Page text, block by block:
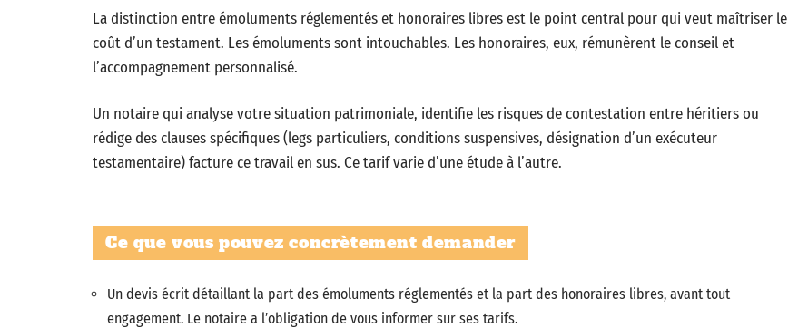
La distinction entre émoluments réglementés et honoraires libres est le point central pour qui veut maîtriser le
coût d’un testament. Les émoluments sont intouchables. Les honoraires, eux, rémunèrent le conseil et
l’accompagnement personnalisé.
Un notaire qui analyse votre situation patrimoniale, identifie les risques de contestation entre héritiers ou
rédige des clauses spécifiques (legs particuliers, conditions suspensives, désignation d’un exécuteur
testamentaire) facture ce travail en sus. Ce tarif varie d’une étude à l’autre.
Ce que vous pouvez concrètement demander
Un devis écrit détaillant la part des émoluments réglementés et la part des honoraires libres, avant tout
engagement. Le notaire a l’obligation de vous informer sur ses tarifs.